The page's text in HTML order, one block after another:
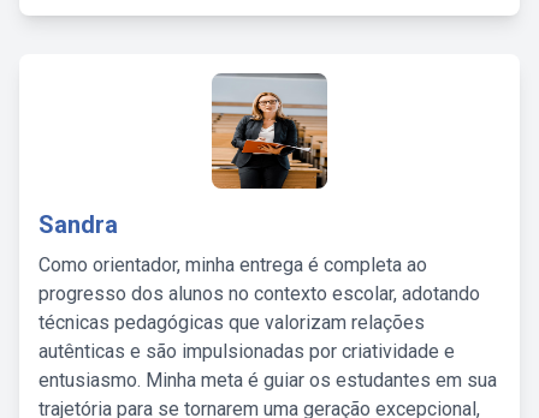
Sandra
Como orientador, minha entrega é completa ao
progresso dos alunos no contexto escolar, adotando
técnicas pedagógicas que valorizam relações
autênticas e são impulsionadas por criatividade e
entusiasmo. Minha meta é guiar os estudantes em sua
trajetória para se tornarem uma geração excepcional,